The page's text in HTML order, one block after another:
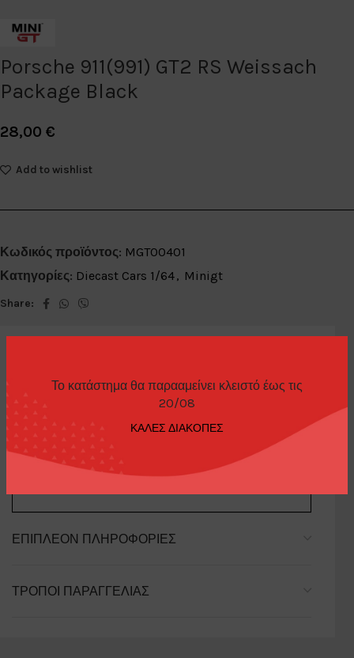
Το κατάστημα θα παρααμείνει κλειστό έως τις
20/08
ΚΑΛΕΣ ΔΙΑΚΟΠΕΣ
Porsche 911(991) GT2 RS Weissach
Package Black
28,00 €
Add to wishlist
Κωδικός προϊόντος: MGT00401
Κατηγορίες: Diecast Cars 1/64, Minigt
Share:
Porsche 911(991) GT2 RS Weissach Package Black
ΕΠΙΠΛΈΟΝ ΠΛΗΡΟΦΟΡΊΕΣ
ΤΡΌΠΟΙ ΠΑΡΑΓΓΕΛΊΑΣ